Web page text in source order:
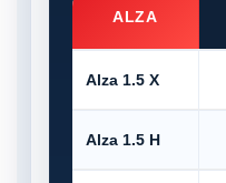
ALZA
Alza 1.5 X
Alza 1.5 H